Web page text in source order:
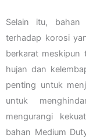
Selain itu, bahan
terhadap korosi
berkarat meskipun
hujan dan
penting untuk
untuk
mengurangi
bahan Medium